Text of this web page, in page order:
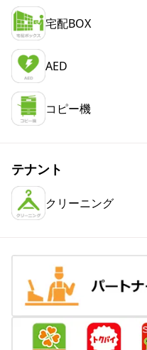
宅配BOX
AED
コピー機
テナント
クリーニング